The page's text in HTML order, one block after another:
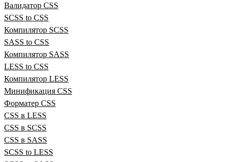
Валидатор CSS
SCSS to CSS
Компилятор SCSS
SASS to CSS
Компилятор SASS
LESS to CSS
Компилятор LESS
Минификация CSS
Форматер CSS
CSS в LESS
CSS в SCSS
CSS в SASS
SCSS to LESS